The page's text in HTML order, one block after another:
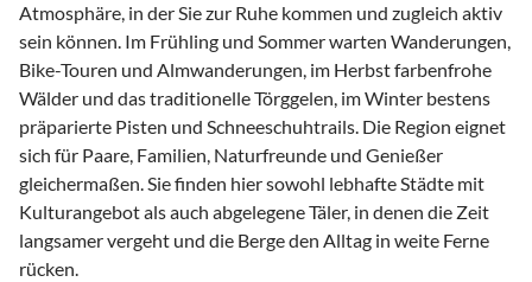
Atmosphäre, in der Sie zur Ruhe kommen und zugleich aktiv
sein können. Im Frühling und Sommer warten Wanderungen,
Bike-Touren und Almwanderungen, im Herbst farbenfrohe
Wälder und das traditionelle Törggelen, im Winter bestens
präparierte Pisten und Schneeschuhtrails. Die Region eignet
sich für Paare, Familien, Naturfreunde und Genießer
gleichermaßen. Sie finden hier sowohl lebhafte Städte mit
Kulturangebot als auch abgelegene Täler, in denen die Zeit
langsamer vergeht und die Berge den Alltag in weite Ferne
rücken.